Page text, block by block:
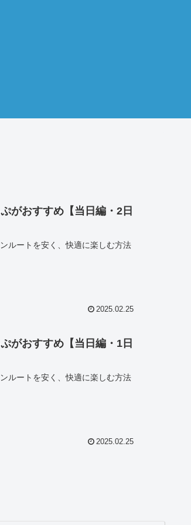
がおすすめ【当日編・2日
ルートを安く、快適に楽しむ方法
2025.02.25
がおすすめ【当日編・1日
ルートを安く、快適に楽しむ方法
2025.02.25